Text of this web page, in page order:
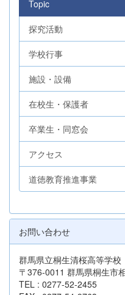
Topic
探究活動
学校行事
施設・設備
在校生・保護者
卒業生・同窓会
アクセス
道徳教育推進事業
お問い合わせ
群馬県立桐生清桜高等学校
〒376-0011 群馬県桐生市
TEL : 0277-52-2455